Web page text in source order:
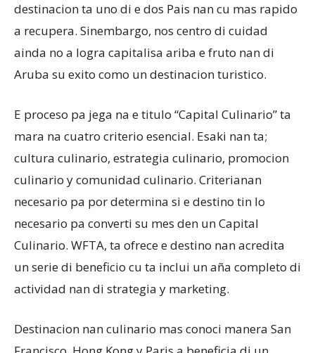
destinacion ta uno di e dos Pais nan cu mas rapido
a recupera. Sinembargo, nos centro di cuidad
ainda no a logra capitalisa ariba e fruto nan di
Aruba su exito como un destinacion turistico.
E proceso pa jega na e titulo “Capital Culinario” ta
mara na cuatro criterio esencial. Esaki nan ta;
cultura culinario, estrategia culinario, promocion
culinario y comunidad culinario. Criterianan
necesario pa por determina si e destino tin lo
necesario pa converti su mes den un Capital
Culinario. WFTA, ta ofrece e destino nan acredita
un serie di beneficio cu ta inclui un aña completo di
actividad nan di strategia y marketing.
Destinacion nan culinario mas conoci manera San